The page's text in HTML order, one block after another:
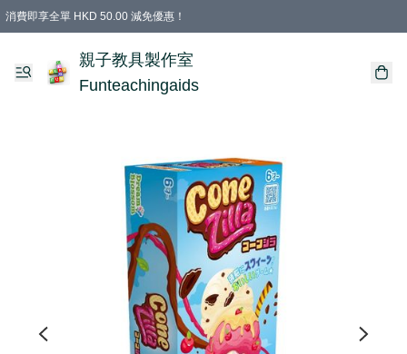
消費即享全單 HKD 50.00 減免優惠！
購物滿 HKD 699.00即享免運費優惠！（適用於 特定的送貨方式 )
凡購物滿HKD 699.00，即享免費禮品
親子教具製作室
Funteachingaids